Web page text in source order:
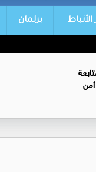
الأنباط برلمان